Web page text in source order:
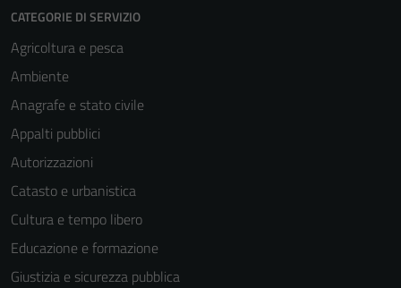
CATEGORIE DI SERVIZIO
Agricoltura e pesca
Ambiente
Anagrafe e stato civile
Appalti pubblici
Autorizzazioni
Catasto e urbanistica
Cultura e tempo libero
Educazione e formazione
Giustizia e sicurezza pubblica